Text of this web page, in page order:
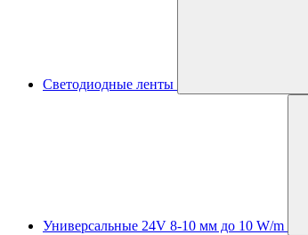
Светодиодные ленты
Универсальные 24V 8-10 мм до 10 W/m